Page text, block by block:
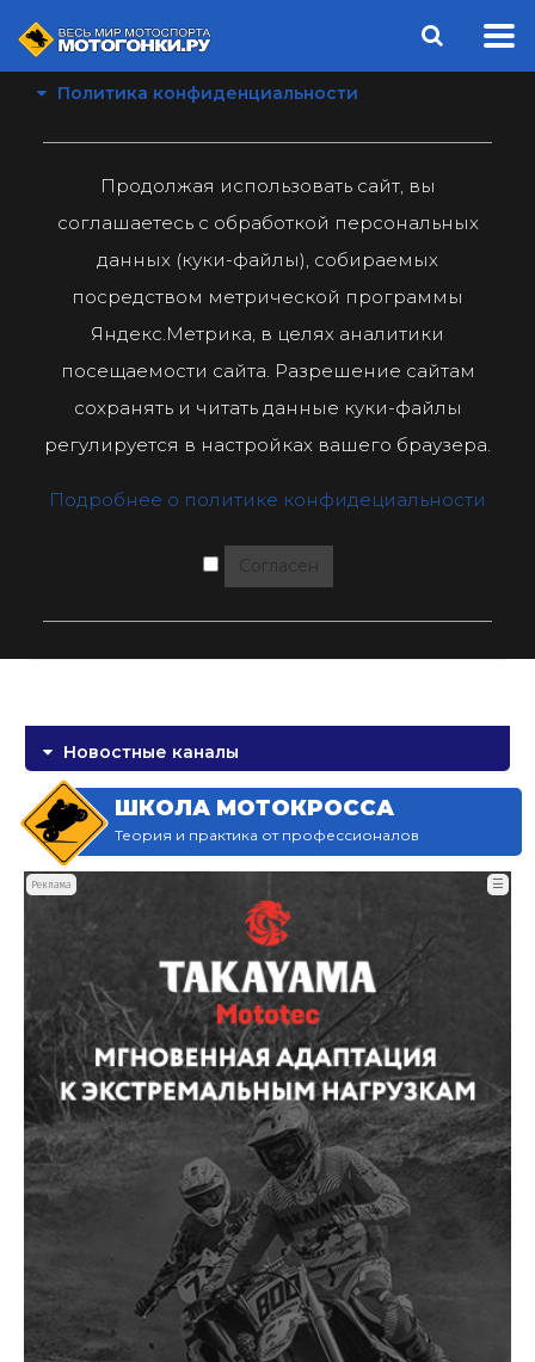
Политика конфиденциальности
Продолжая использовать сайт, вы
соглашаетесь с обработкой персональных
данных (куки-файлы), собираемых
посредством метрической программы
Яндекс.Метрика, в целях аналитики
посещаемости сайта. Разрешение сайтам
сохранять и читать данные куки-файлы
регулируется в настройках вашего браузера.
Подробнее о политике конфидециальности
Согласен
Новостные каналы
ШКОЛА МОТОКРОССА
Теория и практика от профессионалов
Реклама ☰